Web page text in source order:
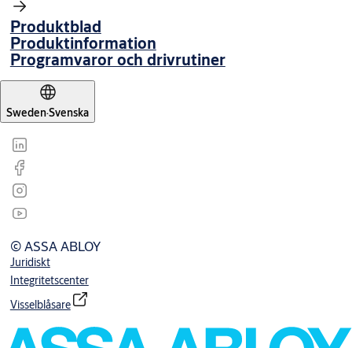
Produktblad
Produktinformation
Programvaror och drivrutiner
Sweden·Svenska
© ASSA ABLOY
Juridiskt
Integritetscenter
Visselblåsare